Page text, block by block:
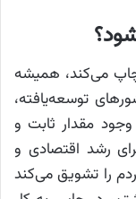
می‌کند، همیشه
توسعه‌یافته،
وجود مقدار ثابت و
رشد اقتصادی و
را تشویق می‌کند